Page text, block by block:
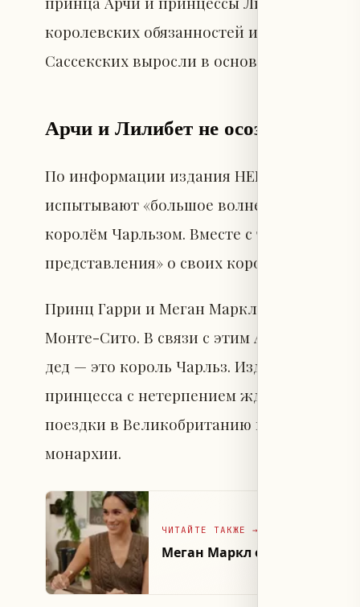
королевских обязанностей и переезда в
Сассекских выросли в основном вне
Арчи и Лилибет не осознают
По информации издания HELLO!
испытывают «большое волнение» при
королём Чарльзом. Вместе с тем издание
представления» о своих королевских
Принц Гарри и Меган Маркл
Монте-Сито. В связи с этим Арчи и
дед — это король Чарльз. Издание
принцесса с нетерпением ждут отпуска
поездки в Великобританию на следующей
монархии.
ЧИТАЙТЕ ТАКЖЕ →
Меган Маркл опубликовала